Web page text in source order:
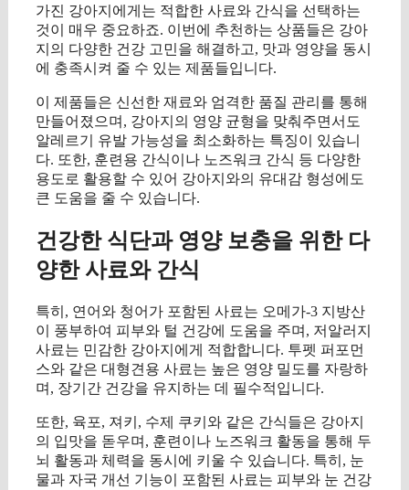
가진 강아지에게는 적합한 사료와 간식을 선택하는
것이 매우 중요하죠. 이번에 추천하는 상품들은 강아
지의 다양한 건강 고민을 해결하고, 맛과 영양을 동시
에 충족시켜 줄 수 있는 제품들입니다.
이 제품들은 신선한 재료와 엄격한 품질 관리를 통해
만들어졌으며, 강아지의 영양 균형을 맞춰주면서도
알레르기 유발 가능성을 최소화하는 특징이 있습니
다. 또한, 훈련용 간식이나 노즈워크 간식 등 다양한
용도로 활용할 수 있어 강아지와의 유대감 형성에도
큰 도움을 줄 수 있습니다.
건강한 식단과 영양 보충을 위한 다
양한 사료와 간식
특히, 연어와 청어가 포함된 사료는 오메가-3 지방산
이 풍부하여 피부와 털 건강에 도움을 주며, 저알러지
사료는 민감한 강아지에게 적합합니다. 투펫 퍼포먼
스와 같은 대형견용 사료는 높은 영양 밀도를 자랑하
며, 장기간 건강을 유지하는 데 필수적입니다.
또한, 육포, 져키, 수제 쿠키와 같은 간식들은 강아지
의 입맛을 돋우며, 훈련이나 노즈워크 활동을 통해 두
뇌 활동과 체력을 동시에 키울 수 있습니다. 특히, 눈
물과 자국 개선 기능이 포함된 사료는 피부와 눈 건강